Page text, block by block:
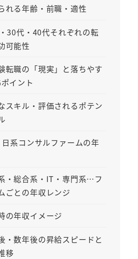
れる年齢・前職・適性
30代・40代それぞれの転
可能性
転職の「現実」と落ちやす
イント
スキル・評価されるポテン
系コンサルファームの年
・総合系・IT・専門系…フ
ごとの年収レンジ
の年収イメージ
・数年後の昇給スピードと
移